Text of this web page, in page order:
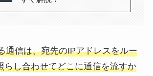
通信は、宛先のIPアドレスをルー
らし合わせてどこに通信を流すか